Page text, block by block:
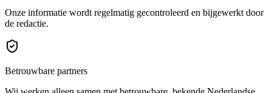
Onze informatie wordt regelmatig gecontroleerd en bijgewerkt door
de redactie.
Betrouwbare partners